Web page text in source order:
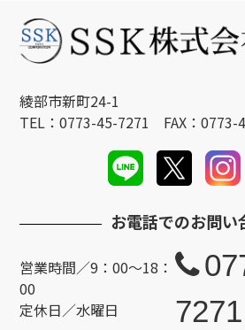
綾部市新町24-1
TEL：0773-45-7271 FAX：0773-
お電話でのお問い
営業時間／9：00～18：
00
定休日／水曜日
7271